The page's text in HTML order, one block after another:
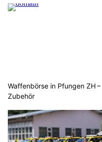
Waffenbörse in Pfungen ZH
Zubehör